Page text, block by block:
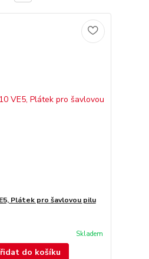
Plátek pro šavlovou pilu
Skladem
do košíku